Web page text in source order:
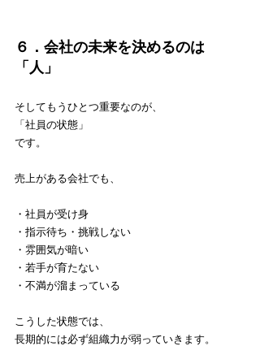
６．会社の未来を決めるのは
「人」
そしてもうひとつ重要なのが、
「社員の状態」
です。
売上がある会社でも、
・社員が受け身
・指示待ち・挑戦しない
・雰囲気が暗い
・若手が育たない
・不満が溜まっている
こうした状態では、
長期的には必ず組織力が弱っていきます。